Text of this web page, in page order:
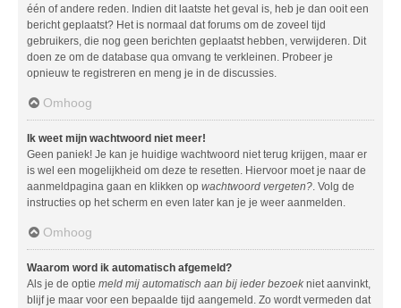
één of andere reden. Indien dit laatste het geval is, heb je dan ooit een
bericht geplaatst? Het is normaal dat forums om de zoveel tijd
gebruikers, die nog geen berichten geplaatst hebben, verwijderen. Dit
doen ze om de database qua omvang te verkleinen. Probeer je
opnieuw te registreren en meng je in de discussies.
Omhoog
Ik weet mijn wachtwoord niet meer!
Geen paniek! Je kan je huidige wachtwoord niet terug krijgen, maar er
is wel een mogelijkheid om deze te resetten. Hiervoor moet je naar de
aanmeldpagina gaan en klikken op wachtwoord vergeten?. Volg de
instructies op het scherm en even later kan je je weer aanmelden.
Omhoog
Waarom word ik automatisch afgemeld?
Als je de optie meld mij automatisch aan bij ieder bezoek niet aanvinkt,
blijf je maar voor een bepaalde tijd aangemeld. Zo wordt vermeden dat